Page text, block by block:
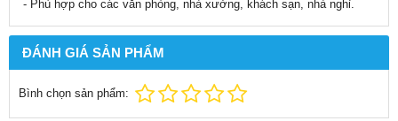
- Phù hợp cho các văn phòng, nhà xưởng, khách sạn, nhà nghỉ.
ĐÁNH GIÁ SẢN PHẨM
Bình chọn sản phẩm: